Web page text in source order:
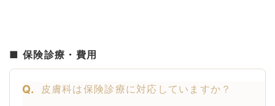
■ 保険診療・費用
Q. 皮膚科は保険診療に対応していますか？